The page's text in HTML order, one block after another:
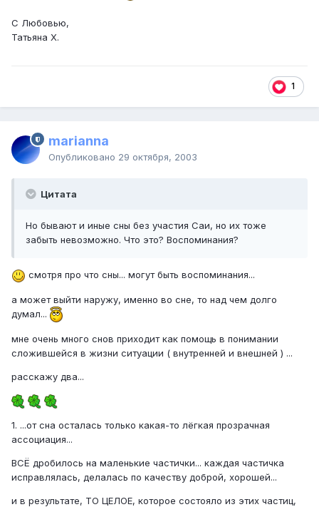
С Любовью,
Татьяна Х.
1
marianna
Опубликовано 29 октября, 2003
Цитата
Но бывают и иные сны без участия Саи, но их тоже
забыть невозможно. Что это? Воспоминания?
смотря про что сны... могут быть воспоминания...
а может выйти наружу, именно во сне, то над чем долго
думал...
мне очень много снов приходит как помощь в понимании
сложившейся в жизни ситуации ( внутренней и внешней ) ...
расскажу два...
1. ...от сна осталась только какая-то лёгкая прозрачная
ассоциация...
ВСЁ дробилось на маленькие частички... каждая частичка
исправлялась, делалась по качеству доброй, хорошей...
и в результате, ТО ЦЕЛОЕ, которое состояло из этих частиц,